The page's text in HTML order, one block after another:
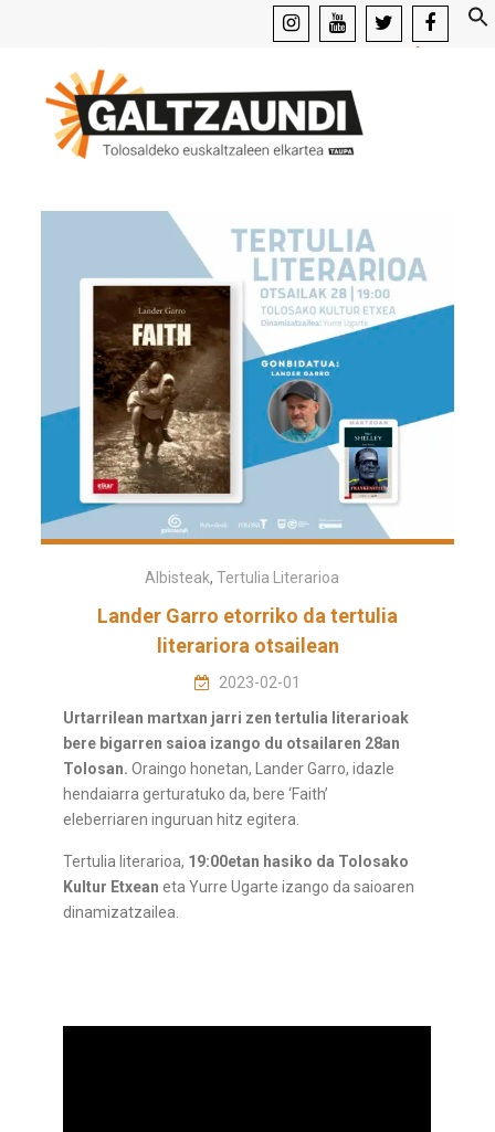
facebook
Albisteak, Tertulia Literarioa
Lander Garro etorriko da tertulia
literariora otsailean
2023-02-01
Urtarrilean martxan jarri zen tertulia literarioak
bere bigarren saioa izango du otsailaren 28an
Tolosan.Oraingo honetan, Lander Garro, idazle
hendaiarra gerturatuko da, bere ‘Faith’
eleberriaren inguruan hitz egitera.
Tertulia literarioa, 19:00etan hasiko da Tolosako
Kultur Etxean eta Yurre Ugarte izango da saioaren
dinamizatzailea.